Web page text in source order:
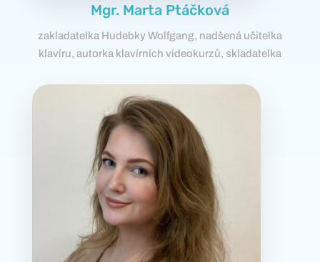
Mgr. Marta Ptáčková
zakladatelka Hudebky Wolfgang, nadšená učitelka
klavíru, autorka klavírních videokurzů, skladatelka